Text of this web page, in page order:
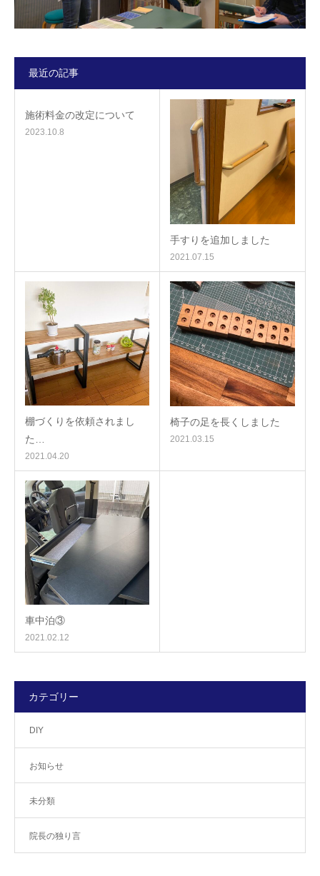
最近の記事
施術料金の改定について
2023.10.8
手すりを追加しました
2021.07.15
棚づくりを依頼されまし
た…
2021.04.20
椅子の足を長くしました
2021.03.15
車中泊③
2021.02.12
カテゴリー
DIY
お知らせ
未分類
院長の独り言